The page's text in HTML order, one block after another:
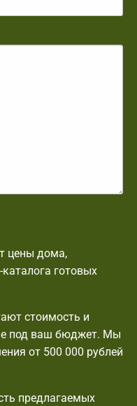
цены дома,
готовых
стоимость и
под ваш бюджет. Мы
от 500 000 рублей
предлагаемых